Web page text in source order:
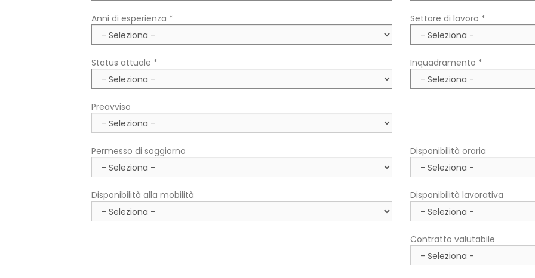
Anni di esperienza *
Status attuale *
Preavviso
Settore di lavoro *
Inquadramento *
Permesso di soggiorno
Disponibilità alla mobilità
Disponibilità oraria
Disponibilità lavorativa
Contratto valutabile